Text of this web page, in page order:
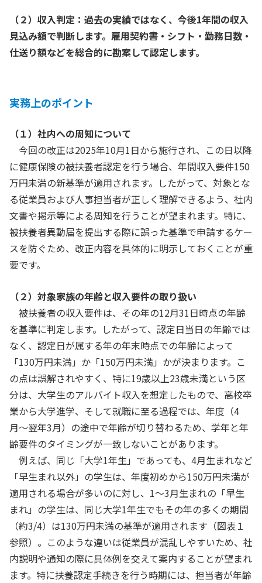
（２）収入判定：過去の実績ではなく、今後1年間の収入
見込み額で判断します。雇用契約書・シフト・勤務日数・
仕送り額などを総合的に勘案して認定します。
実務上のポイント
（１）社内への周知について
今回の改正は2025年10月1日から施行され、この日以降
に健康保険の被扶養者認定を行う場合、年間収入要件150
万円未満の新基準が適用されます。したがって、対象とな
る従業員および人事担当者が正しく理解できるよう、社内
文書や掲示等による周知を行うことが望まれます。特に、
被扶養者異動届を提出する際に誤った基準で申請するケー
スを防ぐため、改正内容を具体的に明示しておくことが重
要です。
（２）対象家族の年齢と収入要件の取り扱い
被扶養者の収入要件は、その年の12月31日時点の年齢
を基準に判定します。したがって、認定日当日の年齢では
なく、認定日が属する年の年末時点での年齢によって
「130万円未満」か「150万円未満」かが決まります。こ
の点は誤解されやすく、特に19歳以上23歳未満という区
分は、大学生のアルバイト収入を想定したもので、高校卒
業から大学進学、そして就職に至る過程では、年度（4
月〜翌年3月）の途中で年齢が切り替わるため、学年と年
齢要件のタイミングが一致しないことがあります。
例えば、同じ「大学1年生」であっても、4月生まれなど
「早生まれ以外」の学生は、年度初めから150万円未満が
適用される場合が多いのに対し、1〜3月生まれの「早生
まれ」の学生は、同じ大学1年生でもその年の多くの期間
（約3/4）は130万円未満の基準が適用されます（図表１
参照）。このような違いは従業員が混乱しやすいため、社
内説明や通知の際に具体例を交えて案内することが望まれ
ます。特に扶養認定手続きを行う時期には、担当者が年齢